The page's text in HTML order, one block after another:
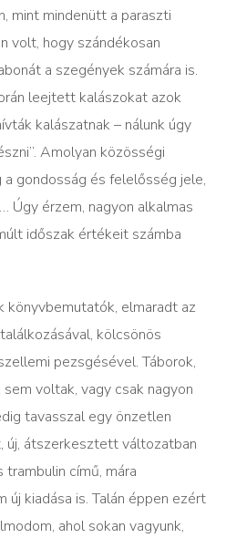
mint mindenütt a paraszti
volt, hogy szándékosan
a szegények számára is.
leejtett kalászokat azok
kalászatnak – nálunk úgy
Amolyan közösségi
gondosság és felelősség jele,
Úgy érzem, nagyon alkalmas
időszak értékeit számba
könyvbemutatók, elmaradt az
kölcsönös
pezsgésével. Táborok,
voltak, vagy csak nagyon
tavasszal egy önzetlen
új, átszerkesztett változatban
című, mára
kiadása is. Talán éppen ezért
ahol sokan vagyunk,